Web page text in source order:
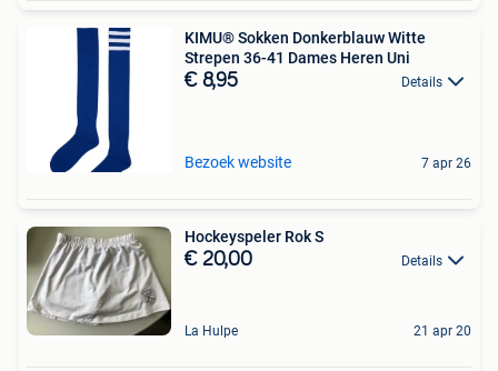
KIMU® Sokken Donkerblauw Witte
Strepen 36-41 Dames Heren Uni
€ 8,95 Details
Bezoek website 7 apr 26
Hockeyspeler Rok S
€ 20,00 Details
La Hulpe 21 apr 20